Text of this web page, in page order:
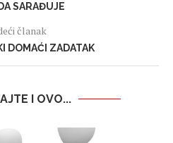
SARAĐUJE
članak
DOMAĆI ZADATAK
I OVO...